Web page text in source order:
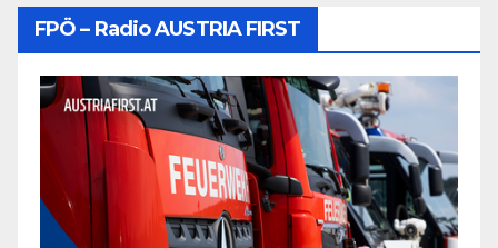
FPÖ – Radio AUSTRIA FIRST